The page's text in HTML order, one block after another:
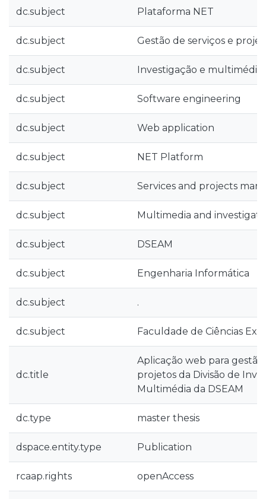
dc.subject Plataforma NET
dc.subject Gestão de serviços e
dc.subject Investigação e multimédia
dc.subject Software engineering
dc.subject Web application
dc.subject NET Platform
dc.subject Services and projects
dc.subject Multimedia and
dc.subject DSEAM
dc.subject Engenharia Informática
dc.subject .
dc.subject Faculdade de Ciências
dc.title
Aplicação web para gestão
projetos da Divisão de
Multimédia da DSEAM
dc.type master thesis
dspace.entity.type Publication
rcaap.rights openAccess